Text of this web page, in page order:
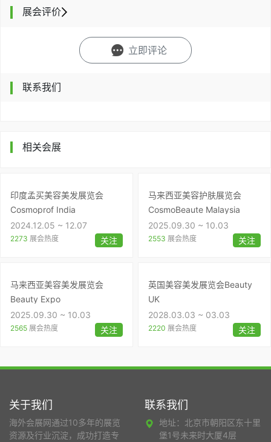
展会评价
立即评论
联系我们
相关会展
印度孟买美容美发展览会
Cosmoprof India
2024.12.05 ~ 12.07
2273 展会热度 关注
马来西亚美容护肤展览会
CosmoBeaute Malaysia
2025.09.30 ~ 10.03
2553 展会热度 关注
马来西亚美容美发展览会
Beauty Expo
2025.09.30 ~ 10.03
2565 展会热度 关注
英国美容美发展览会Beauty
UK
2028.03.03 ~ 03.03
2220 展会热度 关注
关于我们
海外会展网通过10多年的展览
资源及行业沉淀，成功打造专
联系我们
地址：北京市朝阳区东十里
堡1号未来时大厦4层